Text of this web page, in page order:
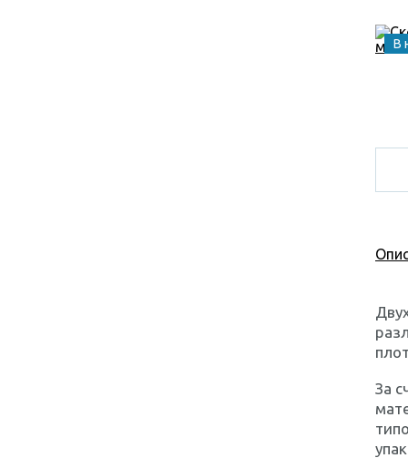
В
За